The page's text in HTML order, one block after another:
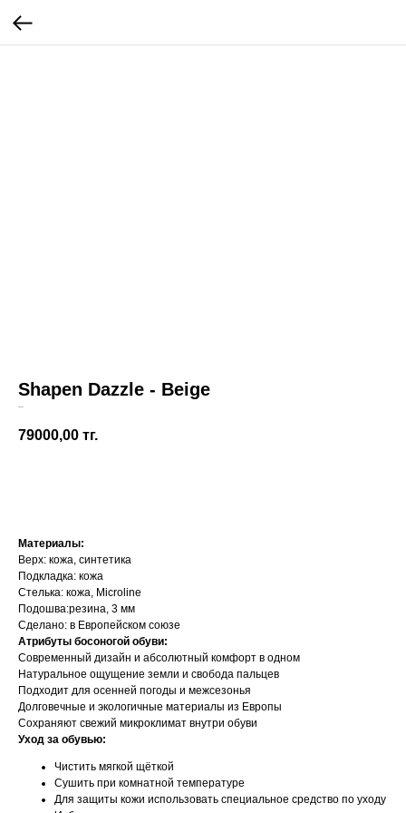
Shapen Dazzle - Beige
79000,00 тг.
Материалы:
Верх: кожа, синтетика
Подкладка: кожа
Стелька: кожа, Microline
Подошва:резина, 3 мм
Сделано: в Европейском союзе
Атрибуты босоногой обуви:
Современный дизайн и абсолютный комфорт в одном
Натуральное ощущение земли и свобода пальцев
Подходит для осенней погоды и межсезонья
Долговечные и экологичные материалы из Европы
Сохраняют свежий микроклимат внутри обуви
Уход за обувью:
Чистить мягкой щёткой
Сушить при комнатной температуре
Для защиты кожи использовать специальное средство по уходу